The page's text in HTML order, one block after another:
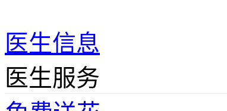
医生信息
医生服务